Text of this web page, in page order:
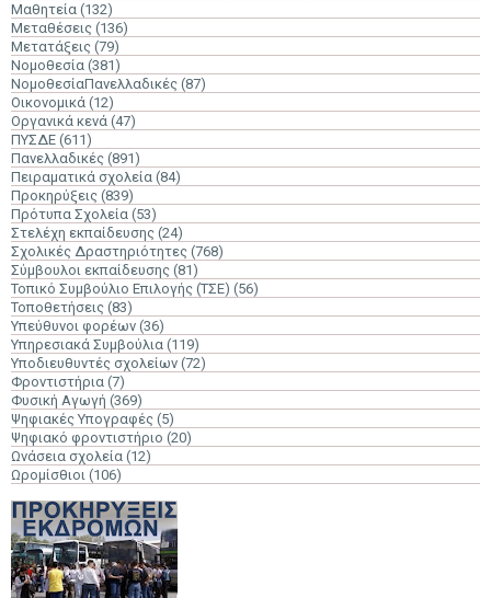
Μαθητεία (132)
Μεταθέσεις (136)
Μετατάξεις (79)
Νομοθεσία (381)
ΝομοθεσίαΠανελλαδικές (87)
Οικονομικά (12)
Οργανικά κενά (47)
ΠΥΣΔΕ (611)
Πανελλαδικές (891)
Πειραματικά σχολεία (84)
Προκηρύξεις (839)
Πρότυπα Σχολεία (53)
Στελέχη εκπαίδευσης (24)
Σχολικές Δραστηριότητες (768)
Σύμβουλοι εκπαίδευσης (81)
Τοπικό Συμβούλιο Επιλογής (ΤΣΕ) (56)
Τοποθετήσεις (83)
Υπεύθυνοι φορέων (36)
Υπηρεσιακά Συμβούλια (119)
Υποδιευθυντές σχολείων (72)
Φροντιστήρια (7)
Φυσική Αγωγή (369)
Ψηφιακές Υπογραφές (5)
Ψηφιακό φροντιστήριο (20)
Ωνάσεια σχολεία (12)
Ωρομίσθιοι (106)